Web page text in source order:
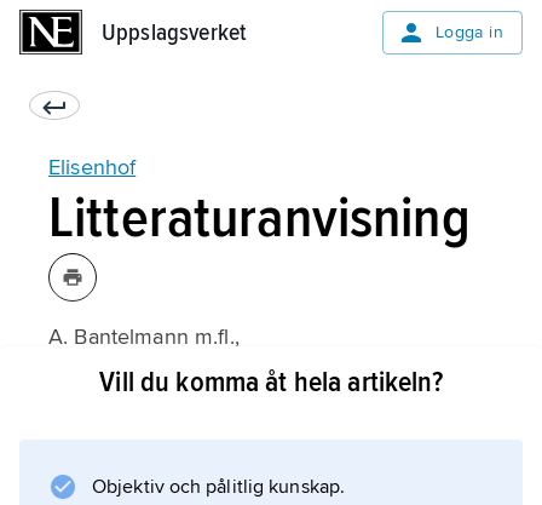
Uppslagsverket Logga in
Elisenhof
Litteraturanvisning
A. Bantelmann m.fl.,
ElisenhofVill du komma åt hela artikeln?
Objektiv och pålitlig kunskap.